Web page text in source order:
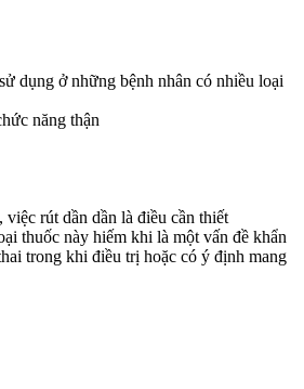
dụng ở những bệnh nhân có nhiều loại
năng thận
rút dần dần là điều cần thiết
thuốc này hiếm khi là một vấn đề khẩn
trong khi điều trị hoặc có ý định mang